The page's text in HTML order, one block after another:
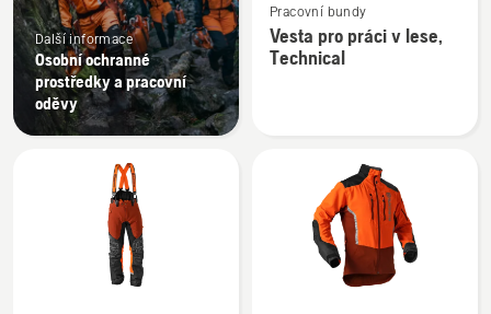
Další informace
Osobní ochranné
prostředky a pracovní
oděvy
více
informací
Technical
Pracovní bundy
Vesta pro práci v lese,
Technical